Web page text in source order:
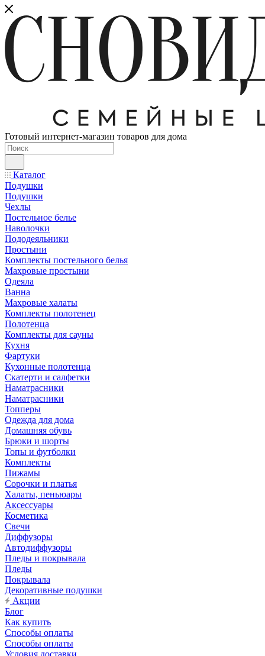
Готовый интернет-магазин товаров для дома
Каталог
Подушки
Подушки
Чехлы
Постельное белье
Наволочки
Пододеяльники
Простыни
Комплекты постельного белья
Махровые простыни
Одеяла
Ванна
Махровые халаты
Комплекты полотенец
Полотенца
Комплекты для сауны
Кухня
Фартуки
Кухонные полотенца
Скатерти и салфетки
Наматрасники
Наматрасники
Топперы
Одежда для дома
Домашняя обувь
Брюки и шорты
Топы и футболки
Комплекты
Пижамы
Сорочки и платья
Халаты, пеньюары
Аксессуары
Косметика
Свечи
Диффузоры
Автодиффузоры
Пледы и покрывала
Пледы
Покрывала
Декоративные подушки
Акции
Блог
Как купить
Способы оплаты
Способы оплаты
Условия доставки